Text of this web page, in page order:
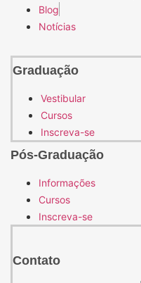
Blog
Notícias
Graduação
Vestibular
Cursos
Inscreva-se
Pós-Graduação
Informações
Cursos
Inscreva-se
Contato